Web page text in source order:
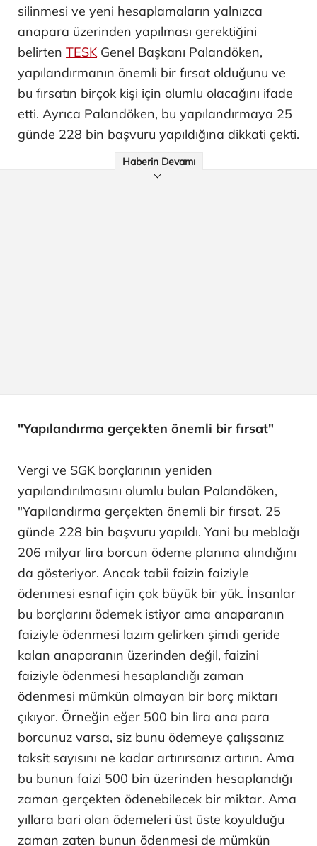
silinmesi ve yeni hesaplamaların yalnızca
anapara üzerinden yapılması gerektiğini
belirten TESKGenel Başkanı Palandöken,
yapılandırmanın önemli bir fırsat olduğunu ve
bu fırsatın birçok kişi için olumlu olacağını ifade
etti. Ayrıca Palandöken, bu yapılandırmaya 25
günde 228 bin başvuru yapıldığına dikkati çekti.
Haberin Devamı
"Yapılandırma gerçekten önemli bir fırsat"
Vergi ve SGK borçlarının yeniden
yapılandırılmasını olumlu bulan Palandöken,
"Yapılandırma gerçekten önemli bir fırsat. 25
günde 228 bin başvuru yapıldı. Yani bu meblağı
206 milyar lira borcun ödeme planına alındığını
da gösteriyor. Ancak tabii faizin faiziyle
ödenmesi esnaf için çok büyük bir yük. İnsanlar
bu borçlarını ödemek istiyor ama anaparanın
faiziyle ödenmesi lazım gelirken şimdi geride
kalan anaparanın üzerinden değil, faizini
faiziyle ödenmesi hesaplandığı zaman
ödenmesi mümkün olmayan bir borç miktarı
çıkıyor. Örneğin eğer 500 bin lira ana para
borcunuz varsa, siz bunu ödemeye çalışsanız
taksit sayısını ne kadar artırırsanız artırın. Ama
bu bunun faizi 500 bin üzerinden hesaplandığı
zaman gerçekten ödenebilecek bir miktar. Ama
yıllara bari olan ödemeleri üst üste koyulduğu
zaman zaten bunun ödenmesi de mümkün